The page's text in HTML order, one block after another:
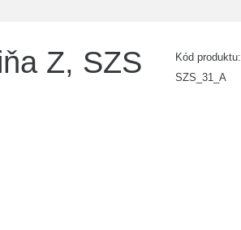
Z, SZS
Kód produktu:
SZS_31_A